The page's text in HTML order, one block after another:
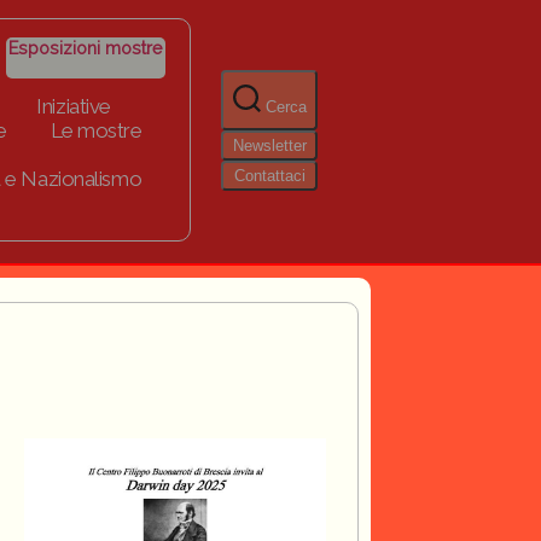
Esposizioni mostre
Iniziative
Le mostre
Nazionalismo
Cerca
Newsletter
Contattaci